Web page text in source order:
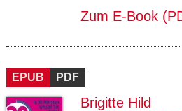
Zum E-Book
EPUB PDF
Brigitte Hild